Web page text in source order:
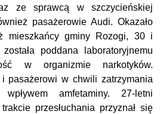
ze sprawcą w szczycieńskiej
pasażerowie Audi. Okazało
mieszkańcy gminy Rozogi, 30 i
poddana laboratoryjnemu
w organizmie narkotyków.
pasażerowi w chwili zatrzymania
amfetaminy. 27-letni
przesłuchania przyznał się